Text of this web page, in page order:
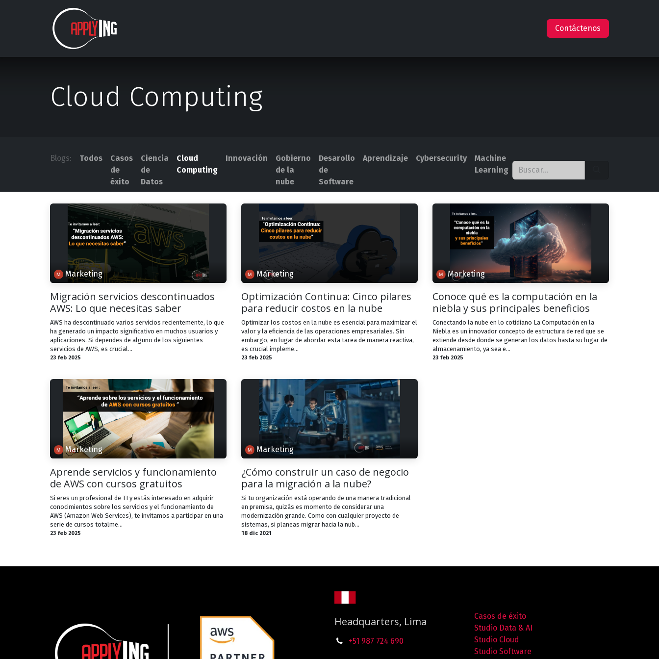
Claude en AWSContáctenos
Cloud Computing
Blogs: Todos
Casos
de
éxito
Ciencia
de
Datos
Cloud
Computing
Innovación
Gobierno
de la
nube
Desarollo
de
Software
Aprendizaje Cybersecurity
Machine
Learning
Marketing
Migración servicios descontinuados
AWS: Lo que necesitas saber
AWS ha descontinuado varios servicios recientemente, lo que
ha generado un impacto significativo en muchos usuarios y
aplicaciones. Si dependes de alguno de los siguientes
servicios de AWS, es crucial...
23 feb 2025
Marketing
Optimización Continua: Cinco pilares
para reducir costos en la nube
Optimizar los costos en la nube es esencial para maximizar el
valor y la eficiencia de las operaciones empresariales. Sin
embargo, en lugar de abordar esta tarea de manera reactiva,
es crucial impleme...
23 feb 2025
Marketing
Conoce qué es la computación en la
niebla y sus principales beneficios
Conectando la nube en lo cotidiano La Computación en la
Niebla es un innovador concepto de estructura de red que se
extiende desde donde se generan los datos hasta su lugar de
almacenamiento, ya sea e...
23 feb 2025
Marketing
Aprende servicios y funcionamiento
de AWS con cursos gratuitos
Si eres un profesional de TI y estás interesado en adquirir
conocimientos sobre los servicios y el funcionamiento de
AWS (Amazon Web Services), te invitamos a participar en una
serie de cursos totalme...
23 feb 2025
Marketing
¿Cómo construir un caso de negocio
para la migración a la nube?
Si tu organización está operando de una manera tradicional
en premisa, quizás es momento de considerar una
modernización grande. Como con cualquier proyecto de
sistemas, si planeas migrar hacia la nub...
18 dic 2021
Casos de éxito
Studio Data & AI
Studio Cloud
Studio Software
Headquarters, Lima
+51 987 724 690